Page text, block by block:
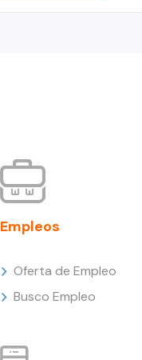
Empleos
Oferta de Empleo
Busco Empleo